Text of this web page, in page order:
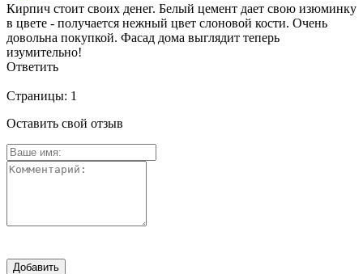
Кирпич стоит своих денег. Белый цемент дает свою изюминку
в цвете - получается нежный цвет слоновой кости. Очень
довольна покупкой. Фасад дома выглядит теперь
изумительно!
Ответить
Страницы: 1
Оставить свой отзыв